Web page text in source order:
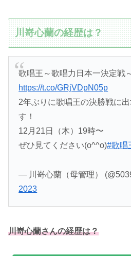
川嵜心蘭の経歴は？
歌唱王～歌唱力日本一決定戦
https://t.co/GRjVDpN05p
2年ぶりに歌唱王の決勝戦に
す！
12月21日（木）19時〜
ぜひ見てください(o^^o)#歌唱
— 川嵜心蘭（母管理）
2023
川嵜心蘭さんの経歴は？